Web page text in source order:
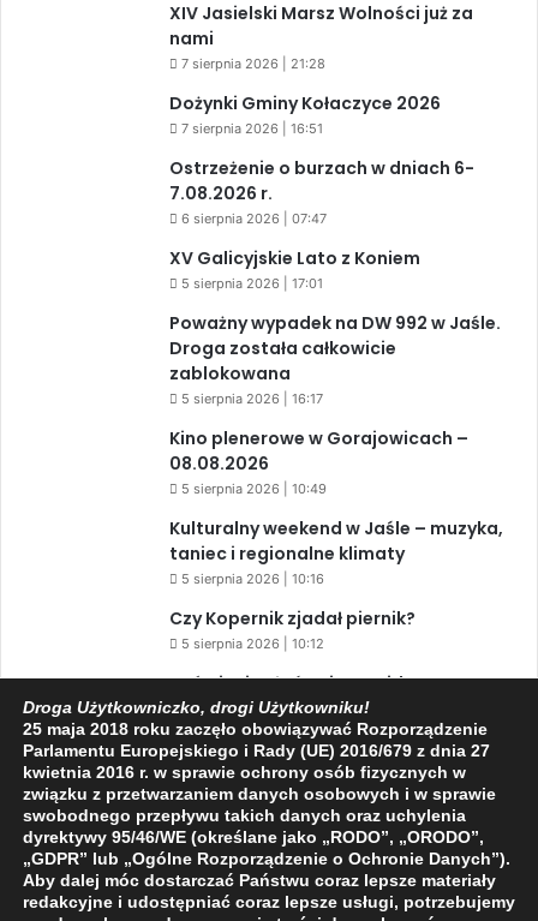
XIV Jasielski Marsz Wolności już za
nami
7 sierpnia 2026 | 21:28
Dożynki Gminy Kołaczyce 2026
7 sierpnia 2026 | 16:51
Ostrzeżenie o burzach w dniach 6-
7.08.2026 r.
6 sierpnia 2026 | 07:47
XV Galicyjskie Lato z Koniem
5 sierpnia 2026 | 17:01
Poważny wypadek na DW 992 w Jaśle.
Droga została całkowicie
zablokowana
5 sierpnia 2026 | 16:17
Kino plenerowe w Gorajowicach –
08.08.2026
5 sierpnia 2026 | 10:49
Kulturalny weekend w Jaśle – muzyka,
taniec i regionalne klimaty
5 sierpnia 2026 | 10:16
Czy Kopernik zjadał piernik?
5 sierpnia 2026 | 10:12
Zaćmienie Słońca i Perseidy. Dwa
niesamowite zjawiska astronomiczne
w ciągu jednego dnia!
3 sierpnia 2026 | 15:39
Facebook
X YouTube
Droga Użytkowniczko, drogi Użytkowniku!
25 maja 2018 roku zaczęło obowiązywać Rozporządzenie
Parlamentu Europejskiego i Rady (UE) 2016/679 z dnia 27
kwietnia 2016 r. w sprawie ochrony osób fizycznych w
związku z przetwarzaniem danych osobowych i w sprawie
swobodnego przepływu takich danych oraz uchylenia
dyrektywy 95/46/WE (określane jako „RODO”, „ORODO”,
„GDPR” lub „Ogólne Rozporządzenie o Ochronie Danych”).
Aby dalej móc dostarczać Państwu coraz lepsze materiały
redakcyjne i udostępniać coraz lepsze usługi, potrzebujemy